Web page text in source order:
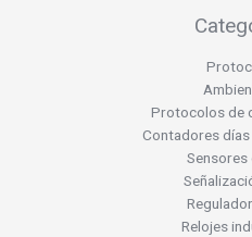
Protocolos de
Contadores
Sensores
Relojes